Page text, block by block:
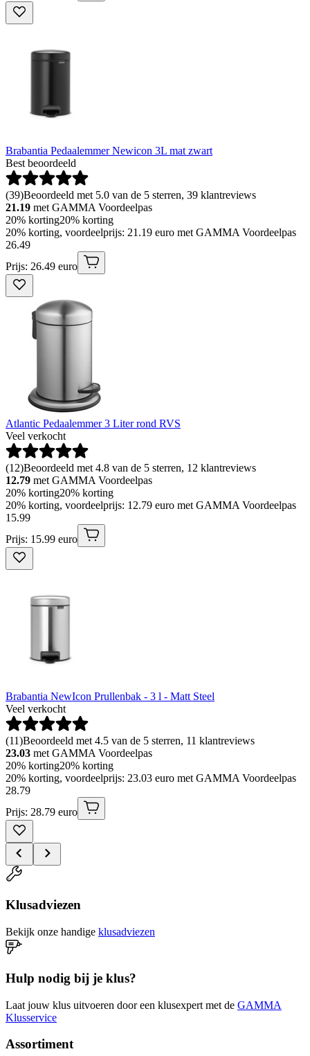
Brabantia Pedaalemmer Newicon 3L mat zwart
Best beoordeeld
(39)Beoordeeld met 5.0 van de 5 sterren, 39 klantreviews
21.19 met GAMMA Voordeelpas
20% korting20% korting
20% korting, voordeelprijs: 21.19 euro met GAMMA Voordeelpas
26.49
Prijs: 26.49 euro
Atlantic Pedaalemmer 3 Liter rond RVS
Veel verkocht
(12)Beoordeeld met 4.8 van de 5 sterren, 12 klantreviews
12.79 met GAMMA Voordeelpas
20% korting20% korting
20% korting, voordeelprijs: 12.79 euro met GAMMA Voordeelpas
15.99
Prijs: 15.99 euro
Brabantia NewIcon Prullenbak - 3 l - Matt Steel
Veel verkocht
(11)Beoordeeld met 4.5 van de 5 sterren, 11 klantreviews
23.03 met GAMMA Voordeelpas
20% korting20% korting
20% korting, voordeelprijs: 23.03 euro met GAMMA Voordeelpas
28.79
Prijs: 28.79 euro
Klusadviezen
Bekijk onze handige klusadviezen
Hulp nodig bij je klus?
Laat jouw klus uitvoeren door een klusexpert met de GAMMA
Klusservice
Assortiment